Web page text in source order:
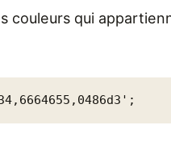
couleurs qui